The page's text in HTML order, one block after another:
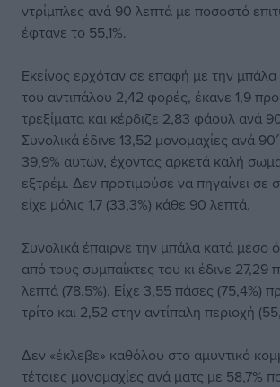
ντρίμπλες ανά 90 λεπτά με ποσοστό
έφτανε το 55,1%.
Εκείνος ερχόταν σε επαφή με την μπάλα
του αντιπάλου 2,42 φορές, έκανε 1,9
τρεξίματα και κέρδιζε 2,83 φάουλ ανά
Συνολικά έδινε 13,52 μονομαχίες ανά
39,9% αυτών, έχοντας αρκετά καλή
εξτρέμ. Δεν προτιμούσε να πηγαίνει σε
είχε μόλις 1,7 (33,3%) κάθε 90 λεπτά.
Συνολικά έπαιρνε την μπάλα κατά μέσο
από τους συμπαίκτες του κι έδινε 27,29
λεπτά (78,5%). Είχε 3,55 πάσες (75,4%)
τρίτο και 2,52 στην αντίπαλη περιοχή
Δεν «έκλεβε» καθόλου στο αμυντικό
τέτοιες μονομαχίες ανά ματς με 58,7%